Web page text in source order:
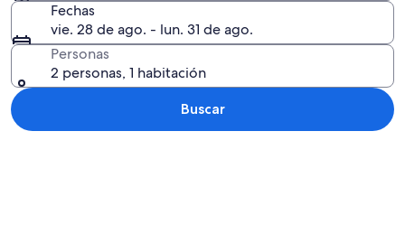
Fechas
vie. 28 de ago. - lun. 31 de ago.
Personas
2 personas, 1 habitación
Buscar